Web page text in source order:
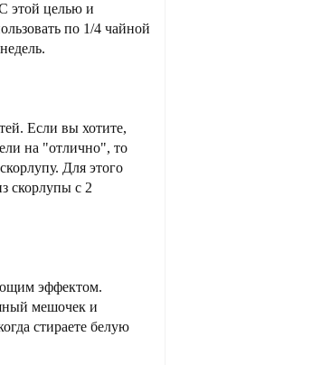
этой целью и
по 1/4 чайной
Если вы хотите,
на "отлично", то
Для этого
скорлупы с 2
эффектом.
мешочек и
стираете белую